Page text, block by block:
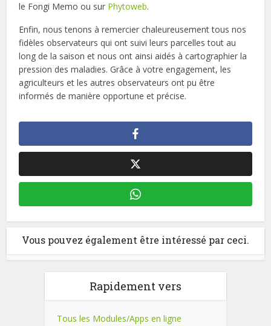
le Fongi Memo ou sur Phytoweb.
Enfin, nous tenons à remercier chaleureusement tous nos
fidèles observateurs qui ont suivi leurs parcelles tout au
long de la saison et nous ont ainsi aidés à cartographier la
pression des maladies. Grâce à votre engagement, les
agriculteurs et les autres observateurs ont pu être
informés de manière opportune et précise.
Vous pouvez également être intéressé par ceci.
Rapidement vers
Tous les Modules/Apps en ligne